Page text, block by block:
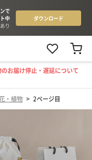
お届け停止・遅延について
・植物 > 2ページ目